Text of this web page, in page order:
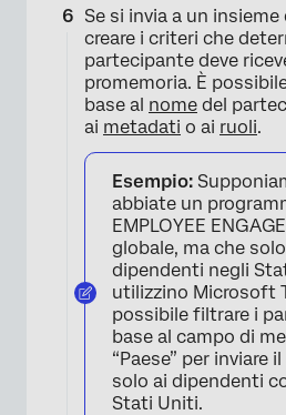
Se si invia a un
creare i criteri che
partecipante deve
promemoria. È
base al nome del
ai metadati o ai ruoli.
Esempio:
abbiate un
EMPLOYEE
globale, ma che
dipendenti negli
utilizzino Microsoft
possibile filtrare i
base al campo di
“Paese” per inviare
solo ai dipendenti
Stati Uniti.